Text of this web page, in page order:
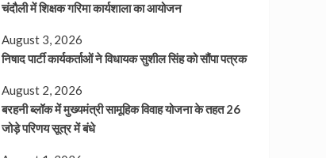
चंदौली में शिक्षक गरिमा कार्यशाला का आयोजन
August 3, 2026
निषाद पार्टी कार्यकर्ताओं ने विधायक सुशील सिंह को सौंपा पत्रक
August 2, 2026
बरहनी ब्लॉक में मुख्यमंत्री सामूहिक विवाह योजना के तहत 26
जोड़े परिणय सूत्र में बंधे